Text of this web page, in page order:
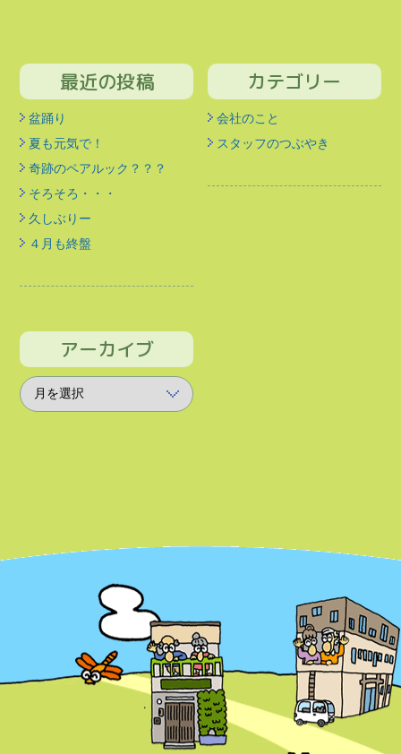
送
最近の投稿
盆踊り
夏も元気で！
奇跡のペアルック？？？
そろそろ・・・
久しぶりー
４月も終盤
カテゴリー
会社のこと
スタッフのつぶやき
アーカイブ